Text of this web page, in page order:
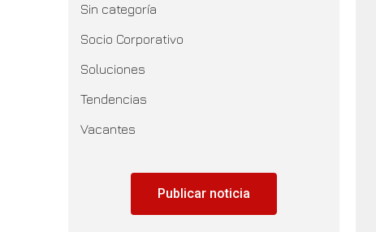
Sin categoría
Socio Corporativo
Soluciones
Tendencias
Vacantes
Publicar noticia